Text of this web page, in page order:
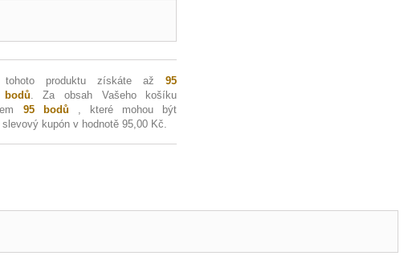
tohoto produktu získáte až95
bodů. Za obsah Vašeho košíku
95bodů , které mohou být
slevový kupón v hodnotě95,00 Kč.